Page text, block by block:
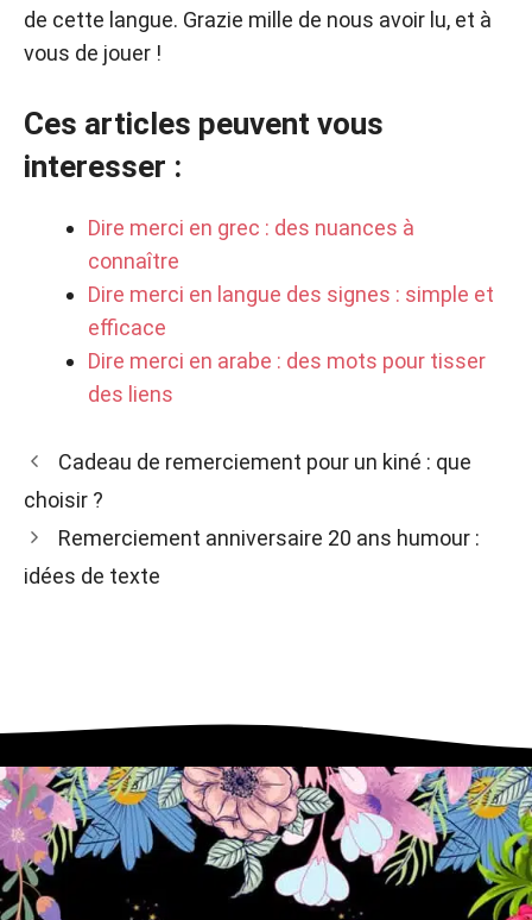
de cette langue. Grazie mille de nous avoir lu, et à
vous de jouer !
Ces articles peuvent vous
interesser :
Dire merci en grec : des nuances à
connaître
Dire merci en langue des signes : simple et
efficace
Dire merci en arabe : des mots pour tisser
des liens
Cadeau de remerciement pour un kiné : que
choisir ?
Remerciement anniversaire 20 ans humour :
idées de texte